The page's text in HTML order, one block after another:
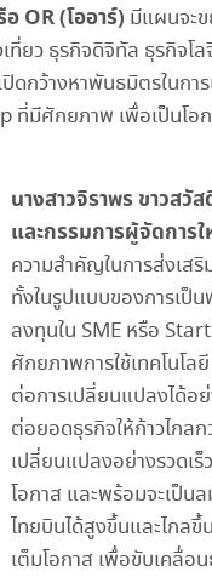
OR (โออาร์) มีแผนจะ
ที่ยว ธุรกิจดิจิทัล ธุรกิจโ
กว้างหาพันธมิตรในกา
มีศักยภาพ เพื่อเป็นโอก
นางสาวจิราพร ขาวสวั
และกรรมการผู้จัดการ
ความสำคัญในการส่งเสริ
ทั้งในรูปแบบของการเป็
ลงทุนใน SME หรือ
ศักยภาพการใช้เทคโนโล
ต่อการเปลี่ยนแปลงได้อ
ต่อยอดธุรกิจให้ก้าวไกล
เปลี่ยนแปลงอย่างรวดเร็
โอกาส และพร้อมจะเป็น
ไทยบินได้สูงขึ้นและไกลขึ้
เต็มโอกาส เพื่อขับเคลื่อ